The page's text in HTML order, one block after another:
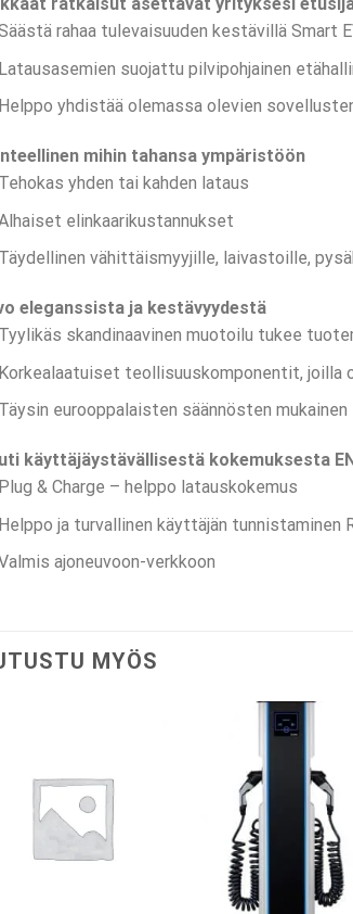
rahaa tulevaisuuden kestävillä Smart
suojattu pilvipohjainen
yhdistää olemassa olevien
mihin tahansa ympäristöön
yhden tai kahden lataus
elinkaarikustannukset
vähittäismyyjille, laivastoille,
eleganssista ja kestävyydestä
skandinaavinen muotoilu tukee
teollisuuskomponentit, joilla
eurooppalaisten säännösten mukainen
käyttäjäystävällisestä kokemuksesta
& Charge – helppo latauskokemus
ja turvallinen käyttäjän tunnistaminen
ajoneuvoon-verkkoon
MYÖS